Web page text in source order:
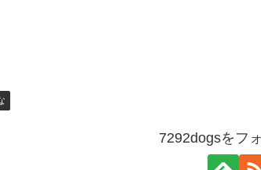
7292dogsをフ